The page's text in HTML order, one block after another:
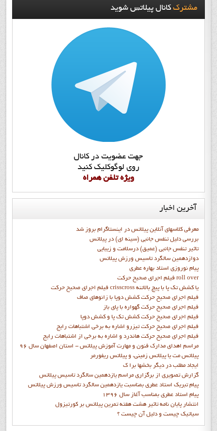
مشترککانال پيلاتس شويد
جهت عضويت در کانال
روي لوگوکليک کنيد
ويژه تلفن همراه
آخرین اخبار
معرفی کلاسهای آنلاین پیلاتس در اینستاگرام بروز شد
بررسی دلیل تنفس جانبی (سینه ای) در پیلاتس
تاثیر تنفس جانبی (عمیق) درسلامت و زیبایی
دوازدهمين سالگرد تاسيس ورزش پيلاتس
پيام نوروزي استاد بهاره عطري
فيلم اجراي صحيح حرکت roll over
فيلم اجراي صحيح حركت crisscross يا كشش تك پا با پيچ بالاتنه
فيلم اجراي صحيح حرکت كشش دوپا با زانوهاي صاف
فيلم اجراي صحيح حرکت گهواره با پاي باز
فيلم اجراي صحيح حرکت کشش تک پا و کشش دوپا
فيلم اجراي صحيح حرکت تيزرو اشاره به برخي اشتباهات رايج
فيلم اجراي صحيح حرکت هاندرد و اشاره به برخي از اشتباهات رايج
مراسم اهدای مدارک فنون و مهارت آموزش پیلاتس - استان اصفهان سال 96
پیلاتس مت یا پیلاتس زمینی، و پیلاتس ریفورمر
ايجاد مطلب در ديگر بخشها برا ک
گزارش تصويري از برگزاري مراسم يازدهمين سالگرد تاسيس پيلاتس
پيام تبريک استاد عطري بمناسبت يازدهمين سالگرد تاسيس ورزش پيلاتس
پيام استاد عطري بمناسب آغاز سال 1396
انتشار پايان نامه تاثیر هشت هفته تمرین پیلاتس بر کورتیزول
سیاتیک چیست و دلیل آن چیست ؟